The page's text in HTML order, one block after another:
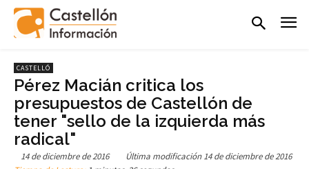
CASTELLÓ
Pérez Macián critica los
presupuestos de Castellón de
tener "sello de la izquierda más
radical"
14 de diciembre de 2016 Última modificación 14 de diciembre de 2016